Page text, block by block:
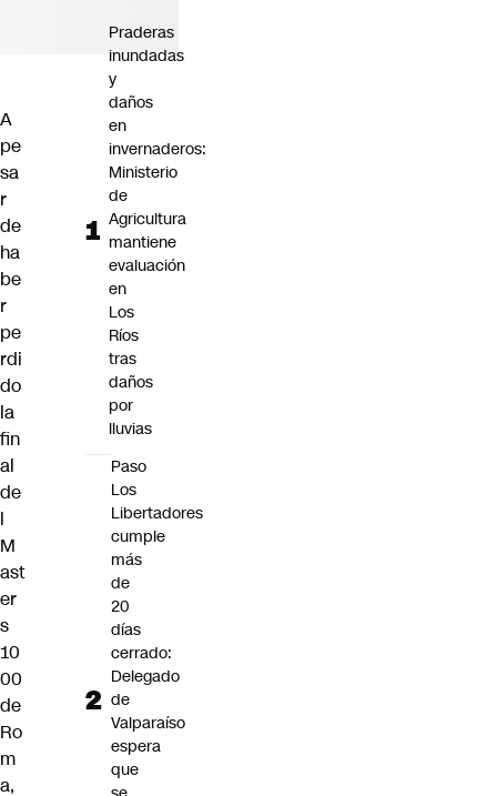
A
pe
sa
r
de
ha
be
r
pe
rdi
do
la
fin
al
de
l
M
ast
er
s
10
00
de
Ro
m
a,
Praderas
inundadas
y
daños
en
invernaderos:
Ministerio
de
Agricultura
mantiene
evaluación
en
Los
Ríos
tras
daños
por
lluvias
Paso
Los
Libertadores
cumple
más
de
20
días
cerrado:
Delegado
de
Valparaíso
espera
que